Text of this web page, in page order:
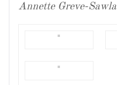
Annette Greve-Sawla